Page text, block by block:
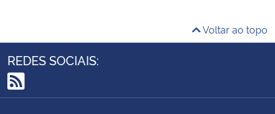
Voltar ao topo
REDES SOCIAIS:
RSS